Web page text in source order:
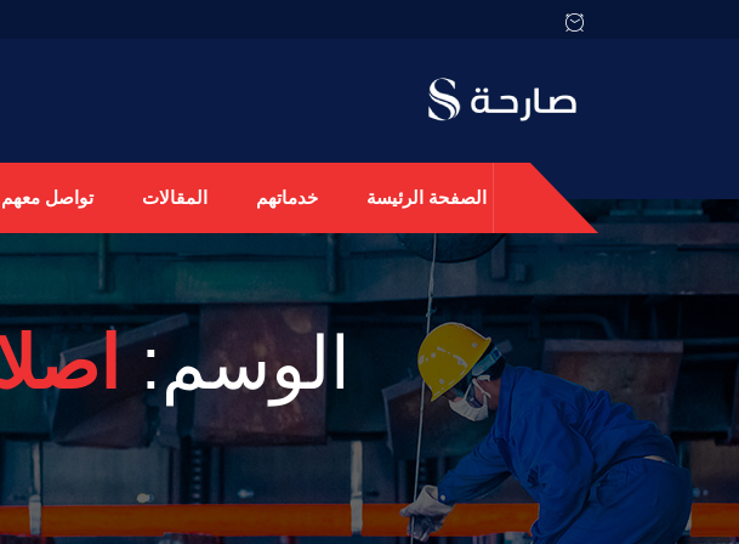
الصفحة الرئيسة خدماتهم المقالات تواصل معهم
الوسم: